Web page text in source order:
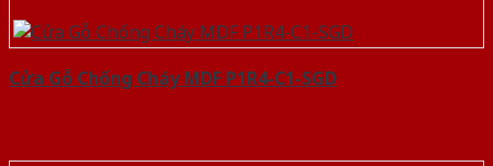
Cửa Gỗ Chống Cháy MDF P1R4-C1-SGD